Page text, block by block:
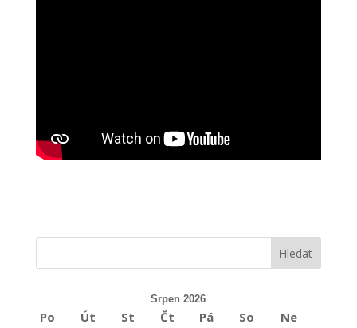
Srpen 2026
Po Út St Čt Pá So
Ne